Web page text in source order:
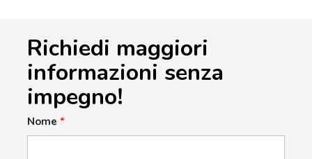
Richiedi maggiori
informazioni senza
impegno!
Nome *